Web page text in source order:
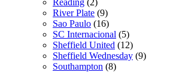
Reading (2)
River Plate (9)
Sao Paulo (16)
SC Internacional (5)
Sheffield United (12)
Sheffield Wednesday (9)
Southampton (8)